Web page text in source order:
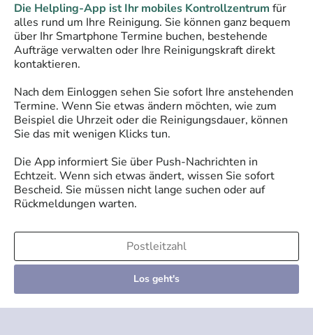
Die Helpling-App ist Ihr mobiles Kontrollzentrum für
alles rund um Ihre Reinigung. Sie können ganz bequem
über Ihr Smartphone Termine buchen, bestehende
Aufträge verwalten oder Ihre Reinigungskraft direkt
kontaktieren.
Nach dem Einloggen sehen Sie sofort Ihre anstehenden
Termine. Wenn Sie etwas ändern möchten, wie zum
Beispiel die Uhrzeit oder die Reinigungsdauer, können
Sie das mit wenigen Klicks tun.
Die App informiert Sie über Push-Nachrichten in
Echtzeit. Wenn sich etwas ändert, wissen Sie sofort
Bescheid. Sie müssen nicht lange suchen oder auf
Rückmeldungen warten.
Los geht's